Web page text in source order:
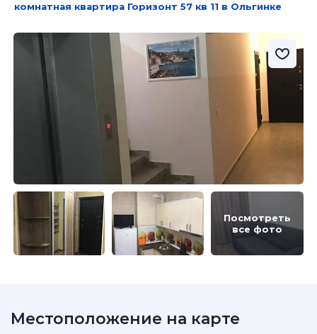
комнатная квартира Горизонт 57 кв 11 в Ольгинке
Посмотреть
все фото
Местоположение на карте